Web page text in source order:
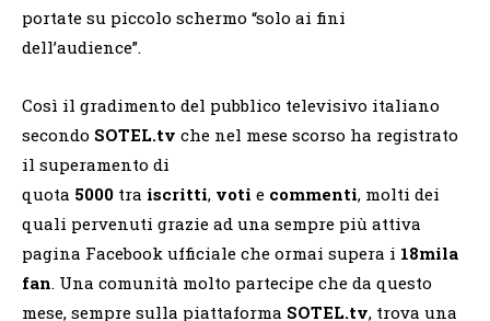
portate su piccolo schermo “solo ai fini
dell’audience”.
Così il gradimento del pubblico televisivo italiano
secondo SOTEL.tv che nel mese scorso ha registrato
il superamento di
quota 5000 tra iscritti, voti e commenti, molti dei
quali pervenuti grazie ad una sempre più attiva
pagina Facebook ufficiale che ormai supera i 18mila
fan. Una comunità molto partecipe che da questo
mese, sempre sulla piattaforma SOTEL.tv, trova una